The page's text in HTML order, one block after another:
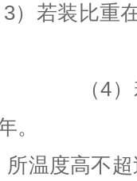
装比重在
若装比重
。
所温度高不